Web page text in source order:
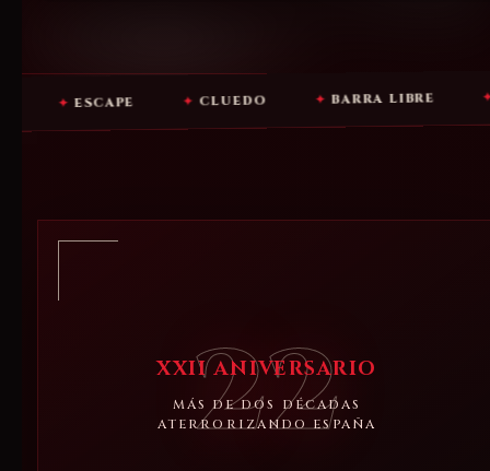
✦CLUEDO ✦BARRA LIBRE ✦
22
XXII ANIVERSARIO
MÁS DE DOS DÉCADAS
ATERRORIZANDO ESPAÑA